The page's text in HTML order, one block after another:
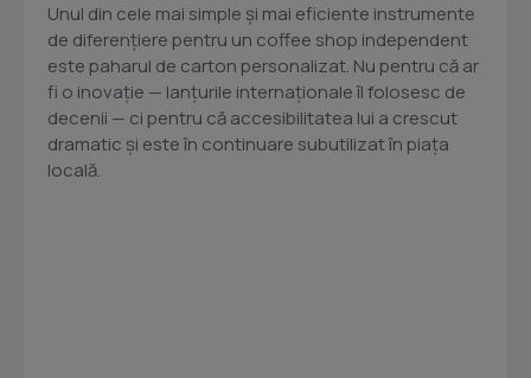
Unul din cele mai simple și mai eficiente instrumente
de diferențiere pentru un coffee shop independent
este paharul de carton personalizat. Nu pentru că ar
fi o inovație — lanțurile internaționale îl folosesc de
decenii — ci pentru că accesibilitatea lui a crescut
dramatic și este în continuare subutilizat în piața
locală.